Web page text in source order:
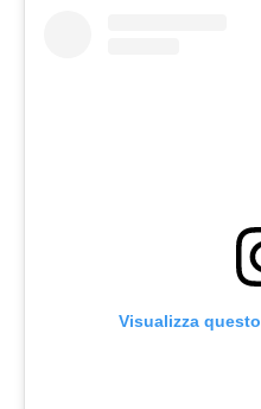
Visualizza